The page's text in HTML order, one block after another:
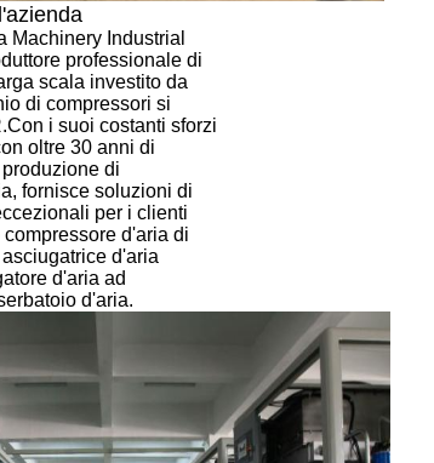
Machinery Industrial
professionale di
scala investito da
di compressori si
i suoi costanti sforzi
oltre 30 anni di
di
fornisce soluzioni di
per i clienti
d'aria di
d'aria
d'aria ad
d'aria.